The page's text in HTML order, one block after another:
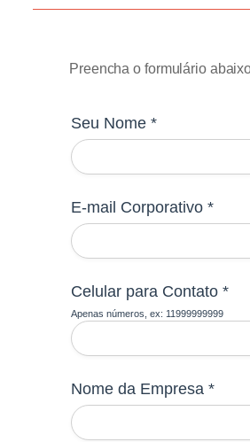
Preencha o formulário
Seu Nome *
E-mail Corporativo *
Celular para Contato *
Apenas números, ex: 11999999999
Nome da Empresa *